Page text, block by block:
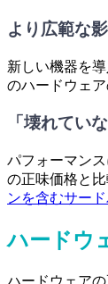
より広範な
新しい機器を
のハードウェ
「壊れてい
パフォーマン
の正味価格と
ンを含むサー
ハードウ
ハードウェア